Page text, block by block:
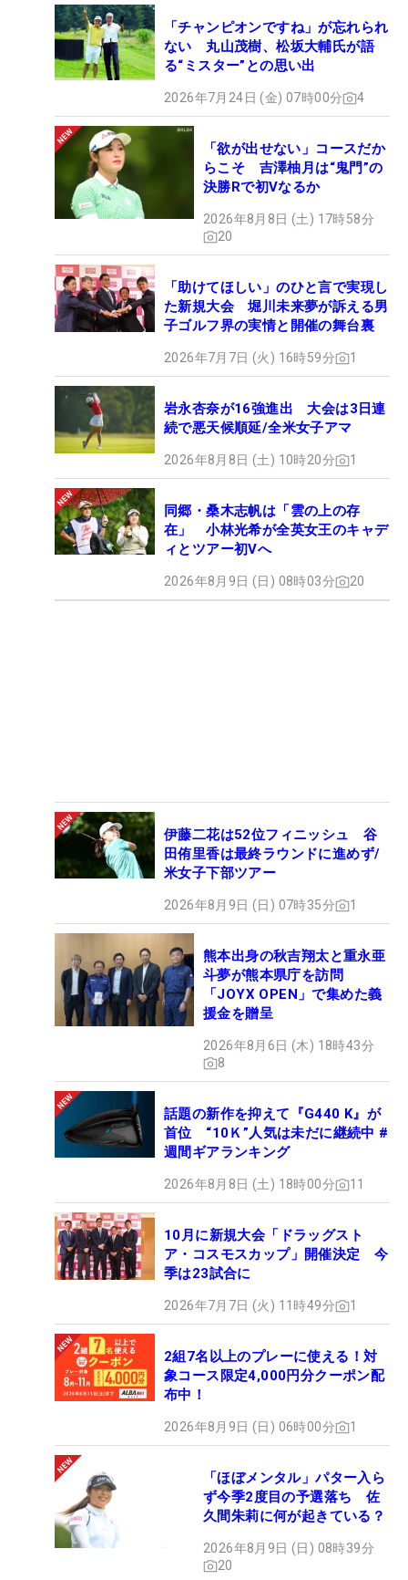
「チャンピオンですね」が忘れられ
ない 丸山茂樹、松坂大輔氏が語
る“ミスター”との思い出
2026年7月24日 (金) 07時00分 4
「欲が出せない」コースだか
らこそ 吉澤柚月は“鬼門”の
決勝Rで初Vなるか
2026年8月8日 (土) 17時58分
20
「助けてほしい」のひと言で実現し
た新規大会 堀川未来夢が訴える男
子ゴルフ界の実情と開催の舞台裏
2026年7月7日 (火) 16時59分 1
岩永杏奈が16強進出 大会は3日連
続で悪天候順延/全米女子アマ
2026年8月8日 (土) 10時20分 1
同郷・桑木志帆は「雲の上の存
在」 小林光希が全英女王のキャデ
ィとツアー初Vへ
2026年8月9日 (日) 08時03分 20
伊藤二花は52位フィニッシュ 谷
田侑里香は最終ラウンドに進めず/
米女子下部ツアー
2026年8月9日 (日) 07時35分 1
熊本出身の秋吉翔太と重永亜
斗夢が熊本県庁を訪問
「JOYX OPEN」で集めた義
援金を贈呈
2026年8月6日 (木) 18時43分
8
話題の新作を抑えて『G440 K』が
首位 “10Ｋ”人気は未だに継続中 #
週間ギアランキング
2026年8月8日 (土) 18時00分 11
10月に新規大会「ドラッグスト
ア・コスモスカップ」開催決定 今
季は23試合に
2026年7月7日 (火) 11時49分 1
2組7名以上のプレーに使える！対
象コース限定4,000円分クーポン配
布中！
2026年8月9日 (日) 06時00分 1
「ほぼメンタル」パター入ら
ず今季2度目の予選落ち 佐
久間朱莉に何が起きている？
2026年8月9日 (日) 08時39分
20